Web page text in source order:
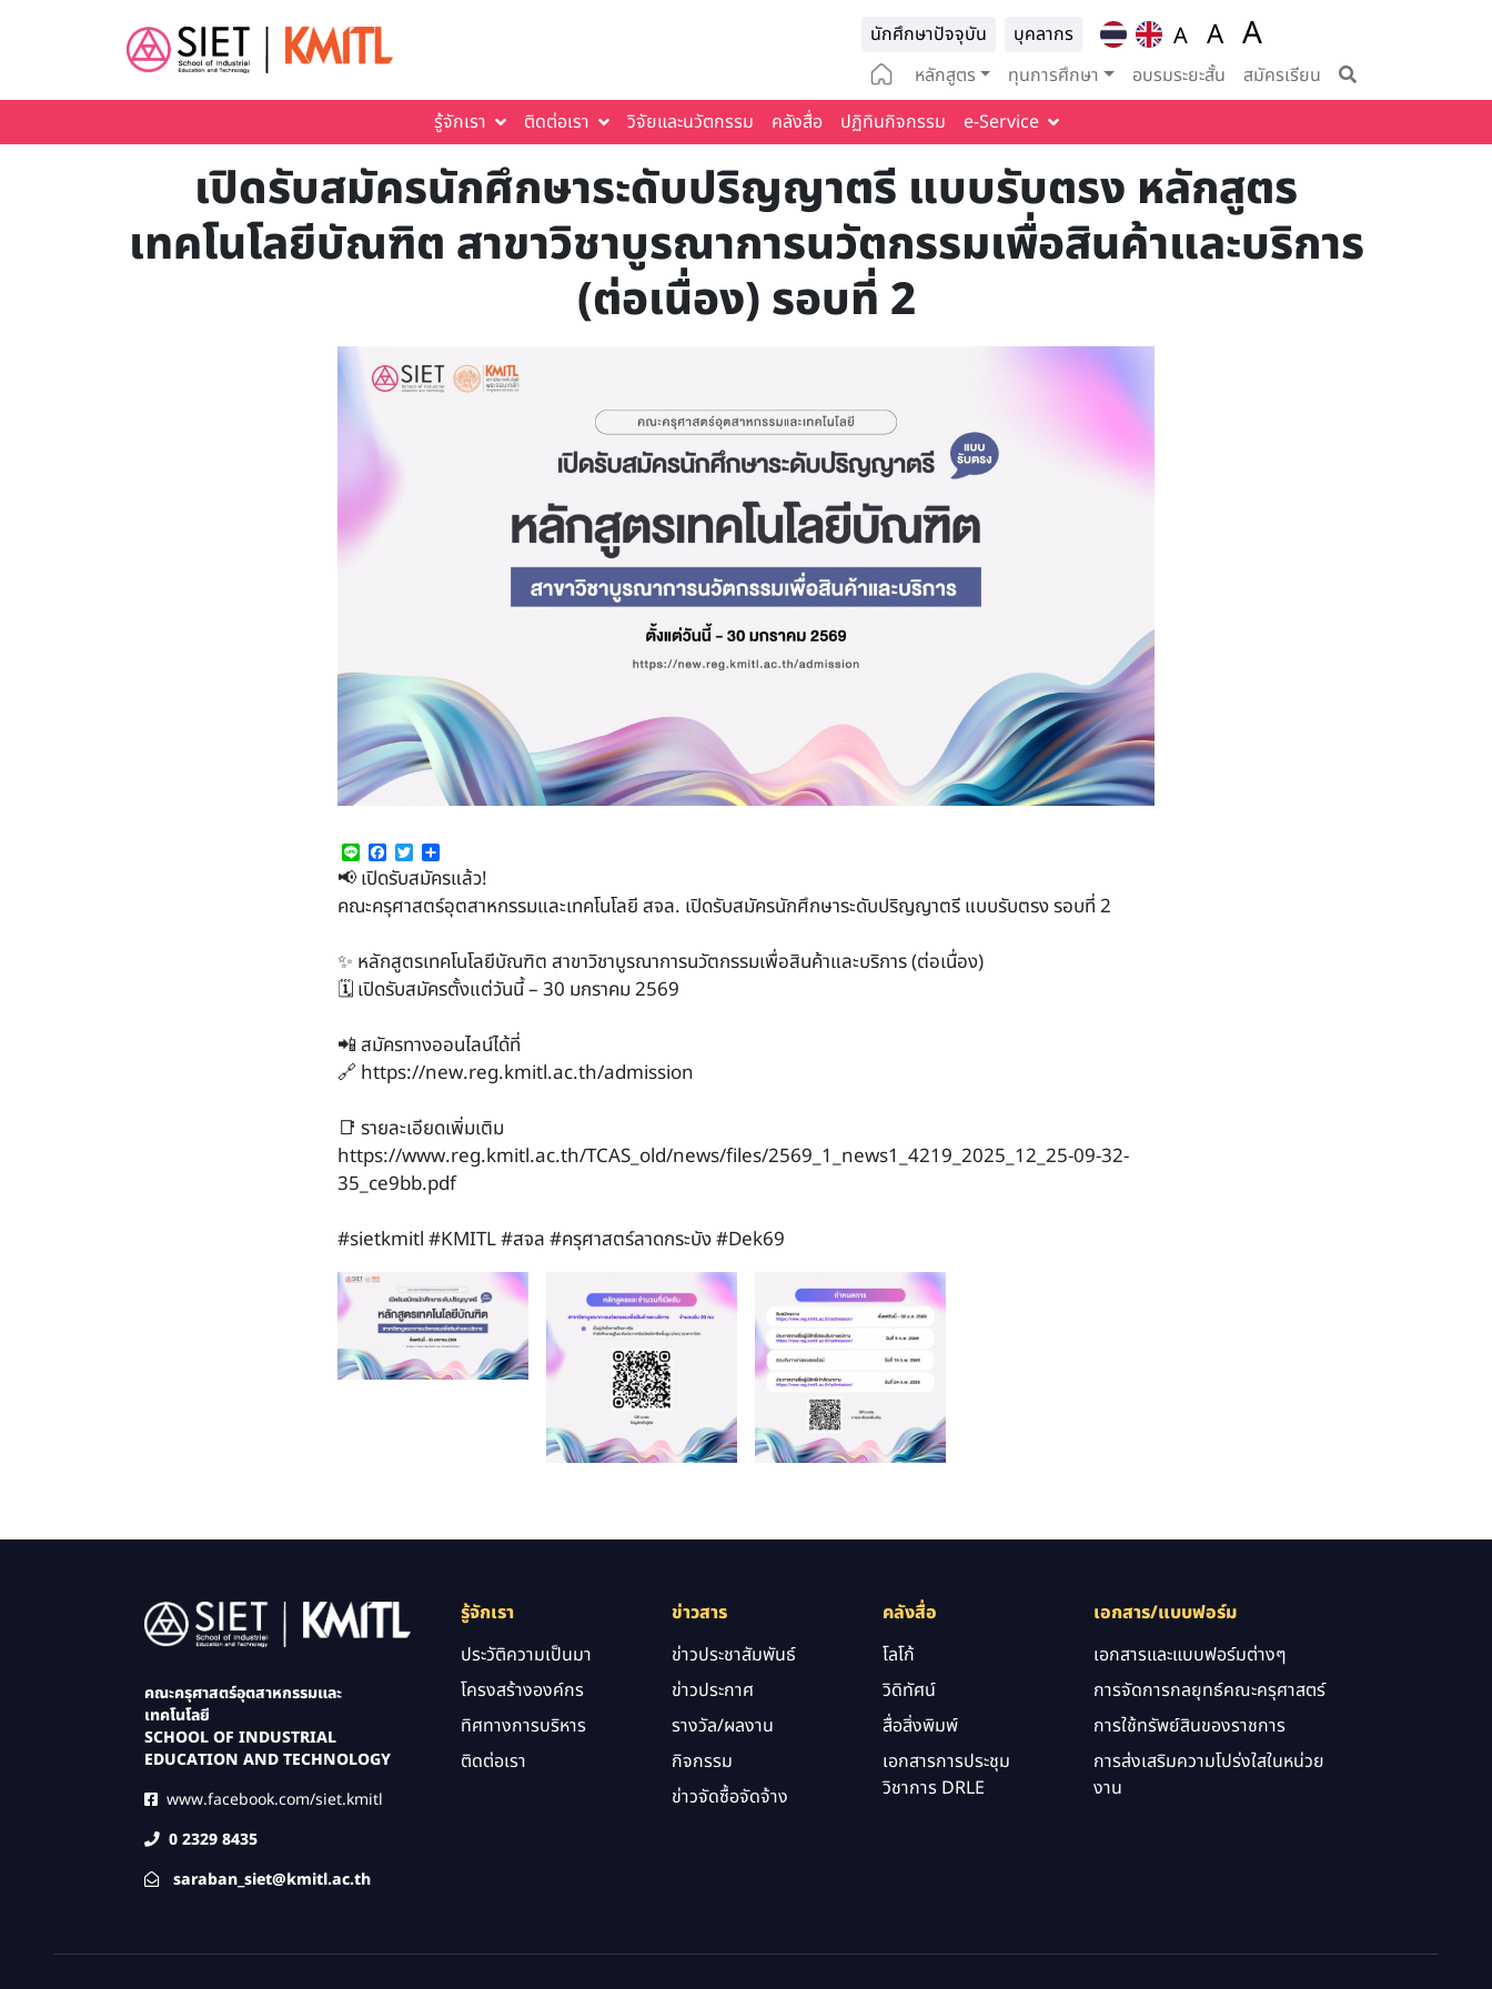
Infomation for
นักศึกษาปัจจุบัน บุคลากร
A
Set font size to 100%
A
Set font size to 125%
A
Set font size to
Main navigation
หลักสูตร ทุนการศึกษา อบรมระยะสั้น
สมัครเรียน
รู้จักเรา
ติดต่อเรา วิจัยและนวัตกรรม คลังสื่อ ปฏิทินกิจกรรม e-Service
เปิดรับสมัครนักศึกษาระดับปริญญาตรี แบบรับตรง หลักสูตร
เทคโนโลยีบัณฑิต สาขาวิชาบูรณาการนวัตกรรมเพื่อสินค้าและบริการ
(ต่อเนื่อง) รอบที่ 2
Line Facebook
Twitter
📢 เปิดรับสมัครแล้ว!
คณะครุศาสตร์อุตสาหกรรมและเทคโนโลยี สจล. เปิดรับสมัครนักศึกษาระดับปริญญาตรี แบบรับตรง รอบที่ 2
✨ หลักสูตรเทคโนโลยีบัณฑิต สาขาวิชาบูรณาการนวัตกรรมเพื่อสินค้าและบริการ (ต่อเนื่อง)
🗓 เปิดรับสมัครตั้งแต่วันนี้ – 30 มกราคม 2569
📲 สมัครทางออนไลน์ได้ที่
🔗 https://new.reg.kmitl.ac.th/admission
📑 รายละเอียดเพิ่มเติม
https://www.reg.kmitl.ac.th/TCAS_old/news/files/2569_1_news1_4219_2025_12_25-09-32-
35_ce9bb.pdf
#sietkmitl #KMITL #สจล #ครุศาสตร์ลาดกระบัง #Dek69
Image
คณะครุศาสตร์อุตสาหกรรมและ
เทคโนโลยี
SCHOOL OF INDUSTRIAL
EDUCATION AND TECHNOLOGY
www.facebook.com/siet.kmitl
0 2329 8435
saraban_siet@kmitl.ac.th
รู้จักเรา
ประวัติความเป็นมา
โครงสร้างองค์กร
ทิศทางการบริหาร
ติดต่อเรา
ข่าวสาร
ข่าวประชาสัมพันธ์
ข่าวประกาศ
รางวัล/ผลงาน
กิจกรรม
ข่าวจัดซื้อจัดจ้าง
คลังสื่อ
โลโก้
วิดิทัศน์
สื่อสิ่งพิมพ์
เอกสารการประชุม
วิชาการ DRLE
เอกสาร/แบบฟอร์ม
เอกสารและแบบฟอร์มต่างๆ
การจัดการกลยุทธ์คณะครุศาสตร์
การใช้ทรัพย์สินของราชการ
การส่งเสริมความโปร่งใสในหน่วย
งาน